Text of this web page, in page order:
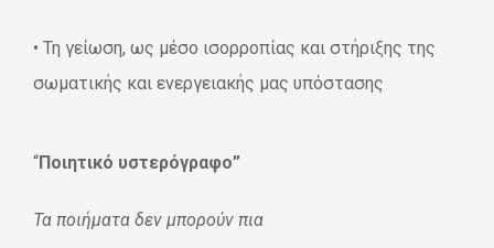
• Τη γείωση, ως μέσο ισορροπίας και στήριξης της
σωματικής και ενεργειακής μας υπόστασης
“Ποιητικό υστερόγραφο”
Τα ποιήματα δεν μπορούν πια